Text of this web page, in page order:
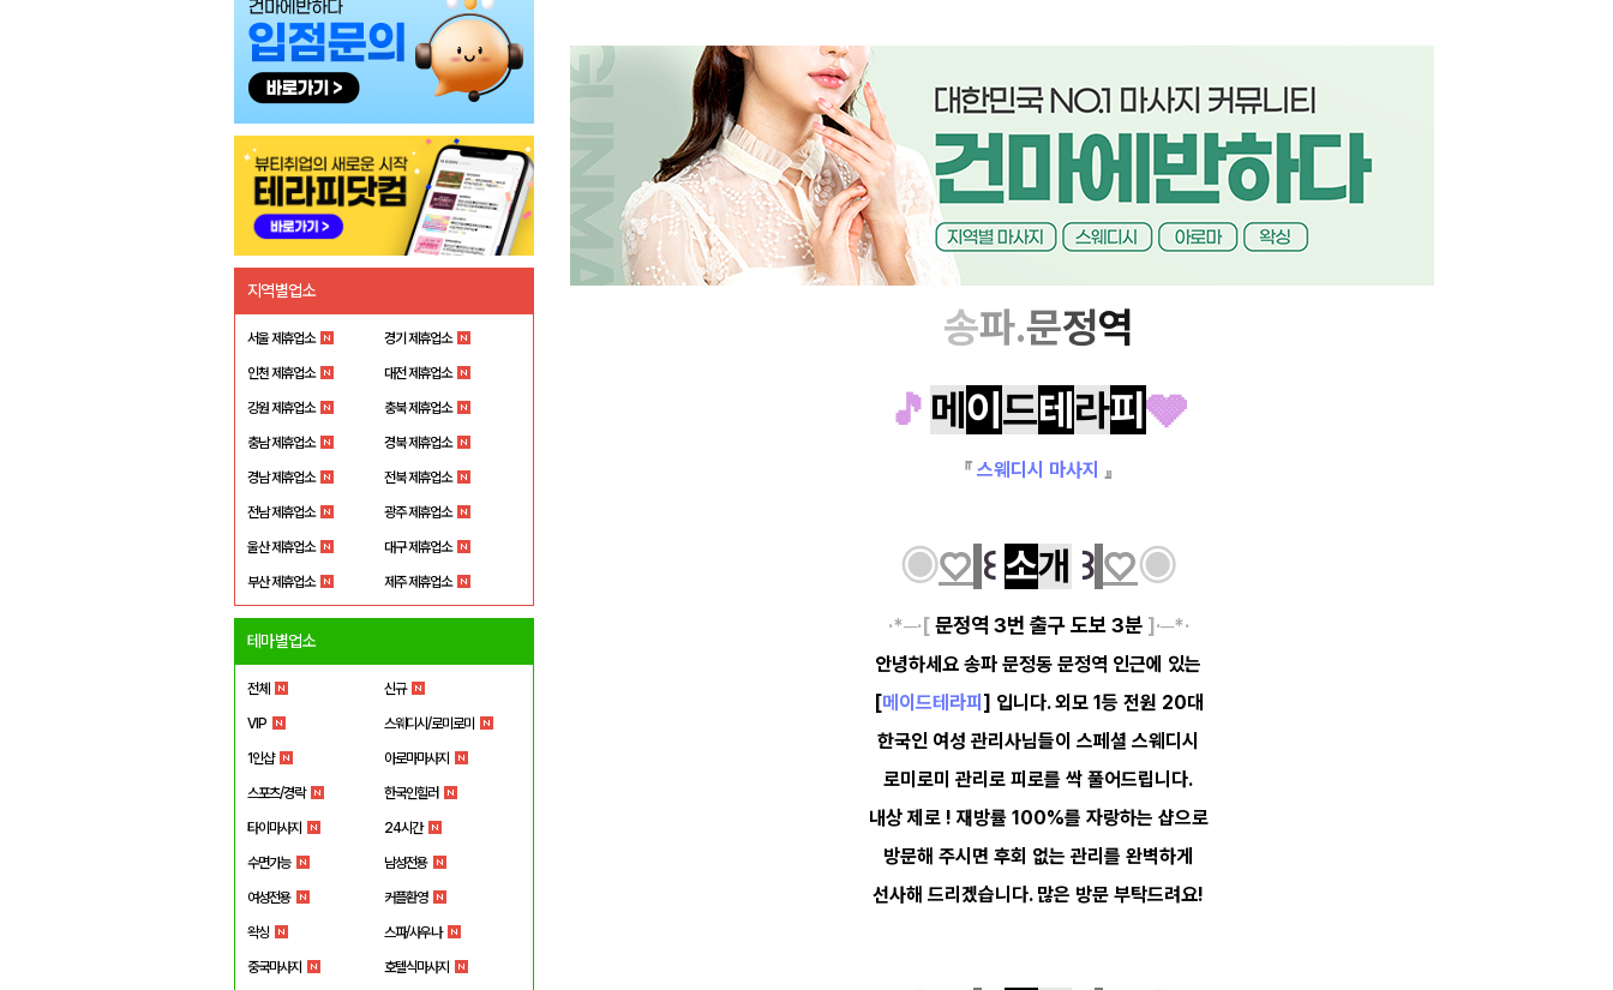
지역별업소
서울 제휴업소 경기 제휴업소
인천 제휴업소 대전 제휴업소
강원 제휴업소 충북 제휴업소
충남 제휴업소 경북 제휴업소
경남 제휴업소 전북 제휴업소
전남 제휴업소 광주 제휴업소
울산 제휴업소 대구 제휴업소
부산 제휴업소 제주 제휴업소
테마별업소
전체 신규
VIP 스웨디시/로미로미
1인샵 아로마마사지
스포츠/경락 한국인힐러
타이마사지 24시간
수면가능 남성전용
여성전용 커플환영
왁싱 스파/사우나
중국마사지 호텔식마사지
송파.문정역
🎵 메 이 드테 라피 🩶
『 스웨디시 마사지 』
◉♡ ꒰ 소개 ꒱ ♡◉
·*─·[ 문정역 3번 출구 도보 3분 ]·─*·
안녕하세요 송파 문정동 문정역 인근에 있는
[메이드테라피 ] 입니다. 외모 1등 전원 20대
한국인 여성 관리사님들이 스페셜 스웨디시
로미로미 관리로 피로를 싹 풀어드립니다.
내상 제로 ! 재방률 100%를 자랑하는 샵으로
방문해 주시면 후회 없는 관리를 완벽하게
선사해 드리겠습니다. 많은 방문 부탁드려요!